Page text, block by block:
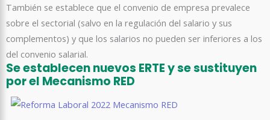
También se establece que el convenio de empresa prevalece
sobre el sectorial (salvo en la regulación del salario y sus
complementos) y que los salarios no pueden ser inferiores a los
del convenio salarial.
Se establecen nuevos ERTE y se sustituyen
por el Mecanismo RED